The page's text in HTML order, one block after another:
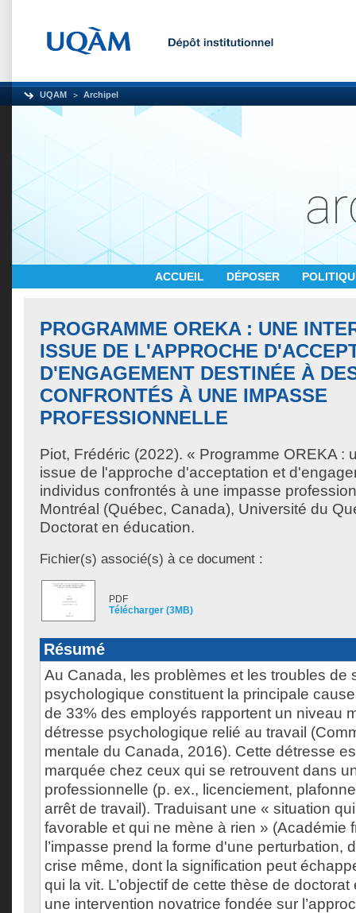
UQAM Archipel
ACCUEIL DÉPOSER
PROGRAMME OREKA : UNE
ISSUE DE L'APPROCHE
D'ENGAGEMENT DESTINÉE À
CONFRONTÉS À UNE IMPASSE
PROFESSIONNELLE
Piot, Frédéric (2022). « Programme OREKA :
issue de l'approche d'acceptation et
individus confrontés à une impasse
Montréal (Québec, Canada), Université du
Doctorat en éducation.
Fichier(s) associé(s) à ce document :
PDF
Télécharger (3MB)
Résumé
Au Canada, les problèmes et les troubles de
psychologique constituent la principale
de 33% des employés rapportent un niveau
détresse psychologique relié au travail
mentale du Canada, 2016). Cette détresse
marquée chez ceux qui se retrouvent dans
professionnelle (p. ex., licenciement,
arrêt de travail). Traduisant une « situation qui
favorable et qui ne mène à rien » (Académie
l’impasse prend la forme d'une perturbation,
crise même, dont la signification peut
qui la vit. L’objectif de cette thèse de
une intervention novatrice fondée sur